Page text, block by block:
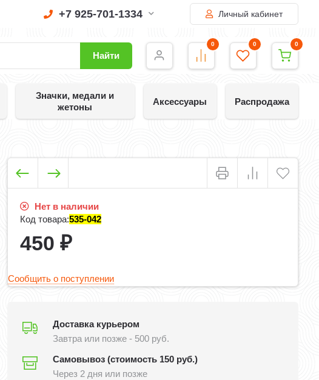
+7 925-701-1334 Личный кабинет
Найти
0 0 0
Значки, медали и
жетоны
Аксессуары Распродажа
Нет в наличии
Код товара:535-042
450 ₽
Сообщить о поступлении
Доставка курьером
Завтра или позже - 500 руб.
Самовывоз (стоимость 150 руб.)
Через 2 дня или позже